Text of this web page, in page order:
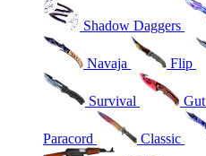
Shadow Daggers
Navaja Flip
Survival Gut
Paracord Classic